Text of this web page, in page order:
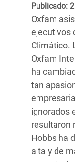
Digital
se
ayuda
a
la
Publicado:
Oxfam
ejecutivos
Climático.
Oxfam
ha
tan
ignorados
resultaron
Hobbs ha
alta y de